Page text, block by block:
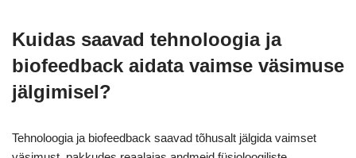
Kuidas saavad tehnoloogia ja
biofeedback aidata vaimse väsimuse
jälgimisel?
Tehnoloogia ja biofeedback saavad tõhusalt jälgida vaimset